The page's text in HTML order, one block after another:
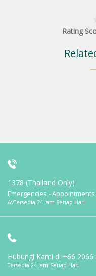
Rating
1378 (Thailand Only)
Emergencies -
AvTersedia 24 Jam Setiap Hari
Hubungi Kami di +66 2066
Tersedia 24 Jam Setiap Hari